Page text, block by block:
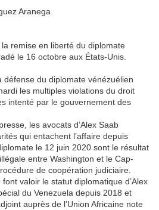
Aranega
remise en liberté du diplomate
le 16 octobre aux États-Unis.
défense du diplomate vénézuélien
les multiples violations du droit
intenté par le gouvernement des
les avocats d’Alex Saab
qui entachent l’affaire depuis
le 12 juin 2020 sont le résultat
entre Washington et le Cap-
de coopération judiciaire.
valoir le statut diplomatique d’Alex
du Venezuela depuis 2018 et
auprès de l’Union Africaine note